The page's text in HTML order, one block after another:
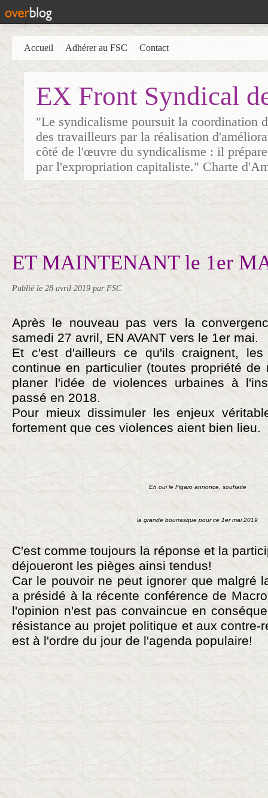
EX Front Syndical
"Le syndicalisme poursuit la coordination
des travailleurs par la réalisation
côté de l'œuvre du syndicalisme : il
par l'expropriation capitaliste." Charte
Accueil Adhérer au FSC Contact
ET MAINTENANT le 1er
Publié le 28 avril 2019 par FSC
Après le nouveau pas vers la
samedi 27 avril, EN AVANT vers le 1er mai.
Et c'est d'ailleurs ce qu'ils craignent,
continue en particulier (toutes propriété de
planer l'idée de violences urbaines à
passé en 2018.
Pour mieux dissimuler les enjeux
fortement que ces violences aient bien lieu.
Eh oui le Figaro annonce, souhaite
la grande bourrasque pour ce 1er mai 2019
C'est comme toujours la réponse et la
déjoueront les pièges ainsi tendus!
Car le pouvoir ne peut ignorer que malgré
a présidé à la récente conférence de
l'opinion n'est pas convaincue en
résistance au projet politique et aux contre-
est à l'ordre du jour de l'agenda populaire!